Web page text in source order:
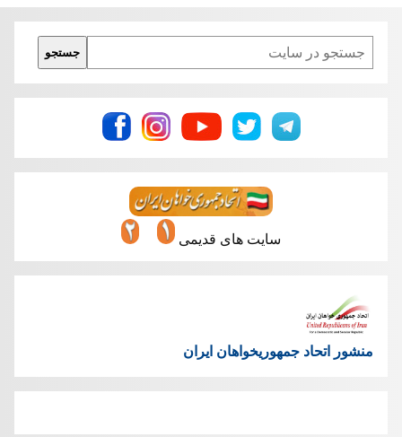
Search
جستجو
سایت های قدیمی
منشور اتحاد جمهوریخواهان ایران